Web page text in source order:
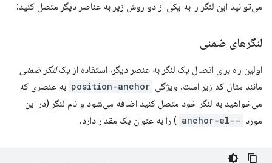
می‌توانید این لنگر را به یکی از دو روش زیر به عناصر دیگر متصل کنید:
لنگرهای ضمنی
اولین راه برای اتصال یک لنگر به عنصر دیگر، استفاده از یکلنگر ضمنی
مانند مثال کد زیر است. ویژگی position-anchor به عنصری که
می‌خواهید به لنگر خود متصل کنید اضافه می‌شود و نام لنگر (در این
مورد --anchor-el ) را به عنوان یک مقدار دارد.